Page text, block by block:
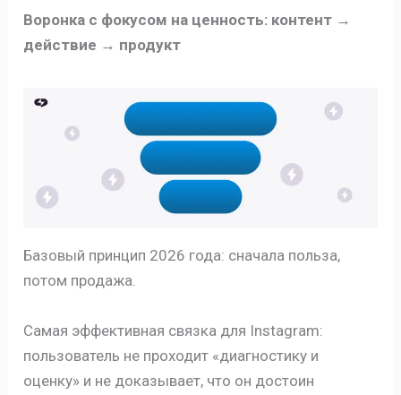
Воронка с фокусом на ценность: контент →
действие → продукт
Базовый принцип 2026 года: сначала польза,
потом продажа.
Самая эффективная связка для Instagram:
пользователь не проходит «диагностику и
оценку» и не доказывает, что он достоин